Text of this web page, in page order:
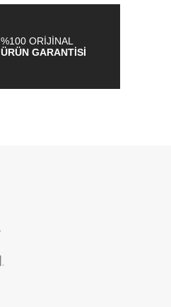
%100 ORİJİNAL
ÜRÜN GARANTİSİ